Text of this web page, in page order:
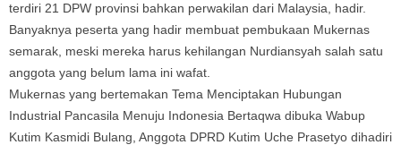
terdiri 21 DPW provinsi bahkan perwakilan dari Malaysia, hadir.
Banyaknya peserta yang hadir membuat pembukaan Mukernas
semarak, meski mereka harus kehilangan Nurdiansyah salah satu
anggota yang belum lama ini wafat.
Mukernas yang bertemakan Tema Menciptakan Hubungan
Industrial Pancasila Menuju Indonesia Bertaqwa dibuka Wabup
Kutim Kasmidi Bulang, Anggota DPRD Kutim Uche Prasetyo dihadiri